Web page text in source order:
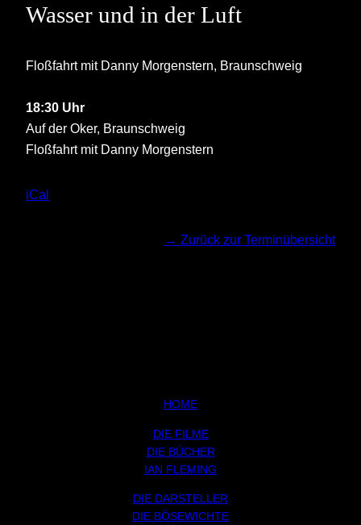
Wasser und in der Luft
Floßfahrt mit Danny Morgenstern, Braunschweig
18:30 Uhr
Auf der Oker, Braunschweig
Floßfahrt mit Danny Morgenstern
iCal
→ Zurück zur Terminübersicht
HOME
DIE FILME
DIE BÜCHER
IAN FLEMING
DIE DARSTELLER
DIE BÖSEWICHTE